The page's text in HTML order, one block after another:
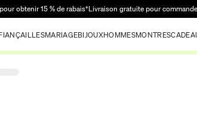
Passer au
obtenir 15 % de rabais†Livraison gratuite pour
MARIAGEBIJOUXHOMMESMONTRES